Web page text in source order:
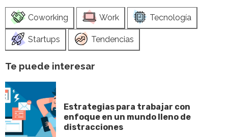
Coworking Work Tecnología
Startups Tendencias
Te puede interesar
Estrategias para trabajar con
enfoque en un mundo lleno de
distracciones